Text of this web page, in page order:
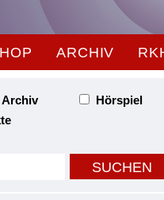
ARCHIV
Archiv
Hörspiel